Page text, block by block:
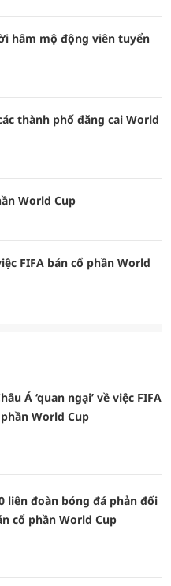
hâm mộ động viên tuyển
thành phố đăng cai World
World Cup
FIFA bán cổ phần World
Á ‘quan ngại’ về việc FIFA
World Cup
liên đoàn bóng đá phản đối
cổ phần World Cup